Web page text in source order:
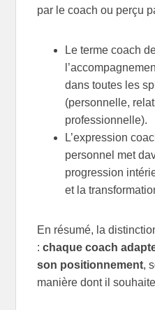
par le coach ou perçu
Le terme coach
dans toutes les
(personnelle,
professionnelle).
L’expression
personnel met
progression
et la
En résumé, la
:chaque coach
son positionnement,
manière dont il